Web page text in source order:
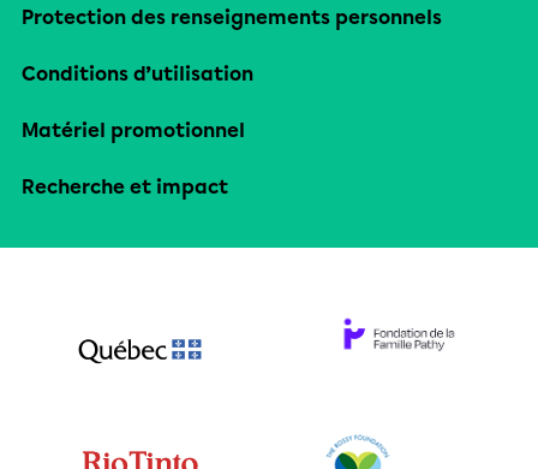
Protection des renseignements personnels
Conditions d’utilisation
Matériel promotionnel
Recherche et impact